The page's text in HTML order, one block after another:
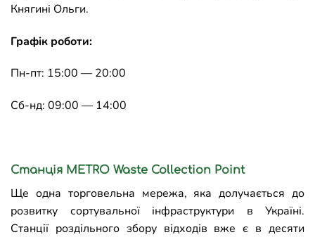
Княгині Ольги.
Графік роботи:
Пн-пт: 15:00 — 20:00
Сб-нд: 09:00 — 14:00
Станція METRO Waste Collection Point
Ще одна торговельна мережа, яка долучається до
розвитку сортувальної інфраструктури в Україні.
Станції роздільного збору відходів вже є в десяти